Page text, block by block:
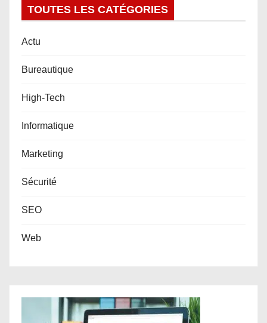
e
TOUTES LES CATÉGORIES
Actu
Bureautique
High-Tech
Informatique
Marketing
Sécurité
SEO
Web